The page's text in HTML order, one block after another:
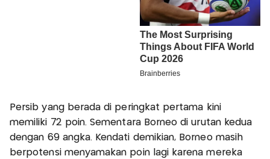
Persib yang berada di peringkat pertama kini
memiliki 72 poin. Sementara Borneo di urutan kedua
dengan 69 angka. Kendati demikian, Borneo masih
berpotensi menyamakan poin lagi karena mereka